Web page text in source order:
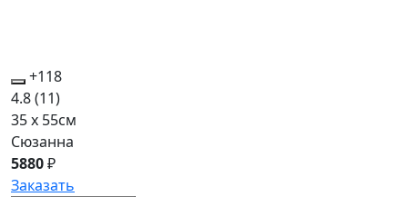
+118
4.8(11)
35 x 55см
Сюзанна
5880₽
Заказать